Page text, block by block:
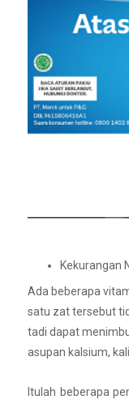
Kekurangan
Ada beberapa
satu zat tersebut
tadi dapat
asupan kalsium,
Itulah beberapa